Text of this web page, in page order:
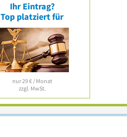
Ihr Eintrag?
Top platziert für
nur 29 € / Monat
zzgl. MwSt.